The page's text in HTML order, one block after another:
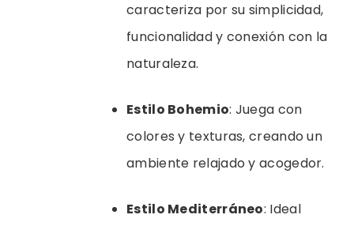
caracteriza por su simplicidad,
funcionalidad y conexión con la
naturaleza.
Estilo Bohemio: Juega con
colores y texturas, creando un
ambiente relajado y acogedor.
Estilo Mediterráneo: Ideal